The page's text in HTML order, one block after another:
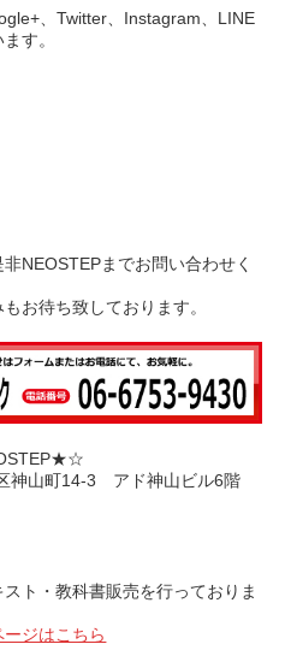
、Twitter、Instagram、LINE
す。
NEOSTEPまでお問い合わせく
お待ち致しております。
神山町14-3 アド神山ビル6階
ト・教科書販売を行っておりま
ジはこちら